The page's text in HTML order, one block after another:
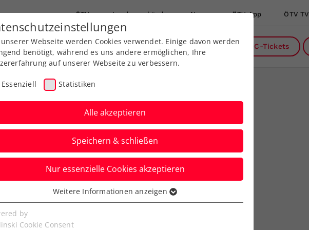
ÖTV Landesverbände News ÖTV App ÖTV TV
Ausbildung Services Über uns FAQ DC-Tickets
KTK Krems
in Herzschlagfinale
Webseite werden Cookies verwendet. Einige davon werden
benötigt, während es uns andere ermöglichen, Ihre
auf unserer Webseite zu verbessern.
Essenziell Statistiken
Alle akzeptieren
Speichern & schließen
Nur essenzielle Cookies akzeptieren
Cookies werden für grundlegende Funktionen der
benötigt. Dadurch ist gewährleistet, dass die Webseite
Weitere Informationen anzeigen
by
Cookie Consent